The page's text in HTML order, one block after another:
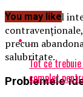
Ca rezultat al
precum
salubritate.
Problemele
You may like
Tot ce
complet